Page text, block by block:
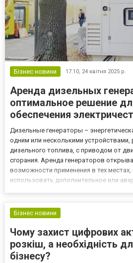
Бізнес новини 17:10, 24 квітня 2025 р.
Аренда дизельных
оптимальное решение
обеспечения
Дизельные генераторы –
одним или несколькими
дизельного топлива, с приводом от
сгорания. Аренда генераторов
возможности применения в тех местах,
использовать дополнительное или
Кабельная коммутация. Удлинители. Си...
Бізнес новини
Чому захист цифрових
розкіш, а необхідність
бізнесу?